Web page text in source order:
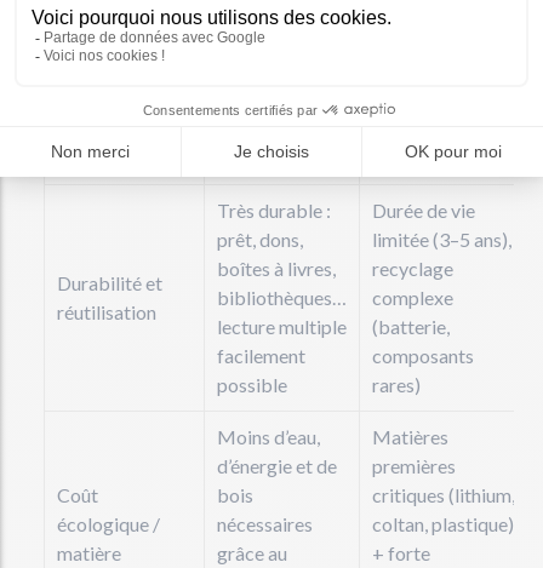
Nombre de
rentabiliser
Chaque lecture
supplémentaire
(x2 si lu deux
cinq fois…)
Entre 50 à 80
compenser
l’impact initial
Durabilité et
réutilisation
Très durable :
prêt, dons,
boîtes à livres,
bibliothèques…
lecture multiple
facilement
possible
Durée de vie
limitée (3–5 ans),
recyclage
complexe
(batterie,
composants
rares)
Coût
écologique /
matière
Moins d’eau,
d’énergie et de
bois
nécessaires
grâce au
Matières
premières
critiques (lithium,
coltan, plastique)
+ forte